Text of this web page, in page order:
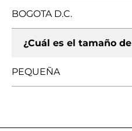
BOGOTA D.C.
¿Cuál es el tamaño
PEQUEÑA